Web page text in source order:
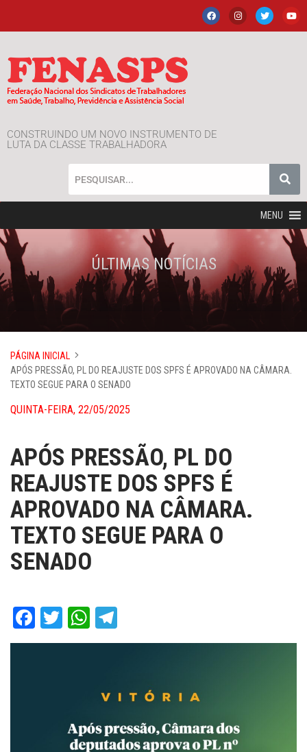
CONSTRUINDO UM NOVO INSTRUMENTO DE
LUTA DA CLASSE TRABALHADORA
MENU
ÚLTIMAS NOTÍCIAS
PÁGINA INICIAL
APÓS PRESSÃO, PL DO REAJUSTE DOS SPFS É APROVADO NA CÂMARA.
TEXTO SEGUE PARA O SENADO
QUINTA-FEIRA, 22/05/2025
APÓS PRESSÃO, PL DO
REAJUSTE DOS SPFS É
APROVADO NA CÂMARA.
TEXTO SEGUE PARA O
SENADO
Facebook
TwitterWhatsApp